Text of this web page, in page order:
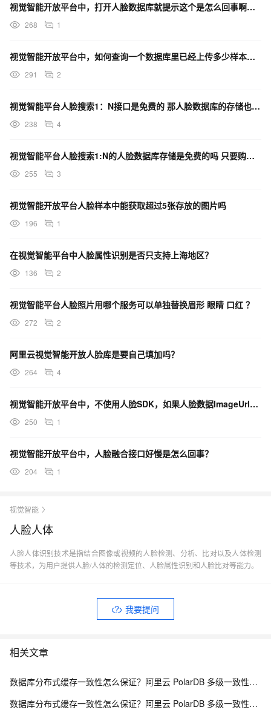
视觉智能开放平台中，打开人脸数据库就提示这个是怎么回事啊？调用 API 也是同样的提示
268 1
视觉智能开放平台中，如何查询一个数据库里已经上传多少样本了呢？
291 2
视觉智能平台人脸搜索1：N接口是免费的 那人脸数据库的存储也是免费的是吧？
238 4
视觉智能平台人脸搜索1:N的人脸数据库存储是免费的吗 只要购买了人脸搜索的功能就能使用吗？
255 3
视觉智能开放平台人脸样本中能获取超过5张存放的图片吗
196 1
在视觉智能平台中人脸属性识别是否只支持上海地区？
136 2
视觉智能平台人脸照片用哪个服务可以单独替换眉形 眼睛 口红 ？
272 2
阿里云视觉智能开放人脸库是要自己填加吗？
264 4
视觉智能开放平台中，不使用人脸SDK，如果人脸数据ImageUrl没有，如何使用本地图片base64
250 1
视觉智能开放平台中，人脸融合接口好慢是怎么回事？
204 1
视觉智能
人脸人体
人脸人体识别技术是指结合图像或视频的人脸检测、分析、比对以及人体检测
等技术，为用户提供人脸/人体的检测定位、人脸属性识别和人脸比对等能力。
我要提问
相关文章
数据库分布式缓存一致性怎么保证？阿里云 PolarDB 多级一致性架构解析
数据库分布式缓存一致性怎么保证？阿里云 PolarDB 多级一致性架构解析